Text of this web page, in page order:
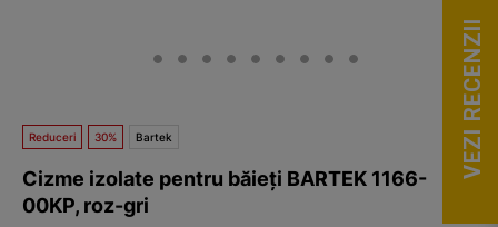
Reduceri 30% Bartek
Cizme izolate pentru băieți BARTEK 1166-
00KP, roz-gri
VEZI RECENZII